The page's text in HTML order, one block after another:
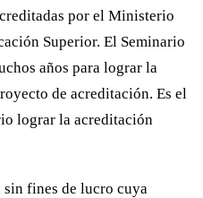
por el Ministerio
Superior. El Seminario
años para lograr la
de acreditación. Es el
lograr la acreditación
fines de lucro cuya